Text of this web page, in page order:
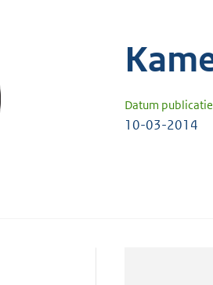
Datum publicatie
10-03-2014